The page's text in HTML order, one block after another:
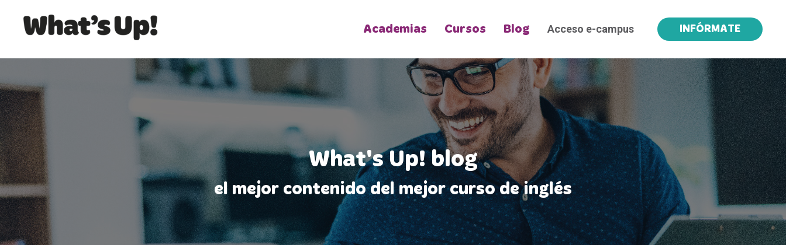
Academias Cursos Blog Acceso e-campus INFÓRMATE
What's Up! blog
el mejor contenido del mejor curso de inglés